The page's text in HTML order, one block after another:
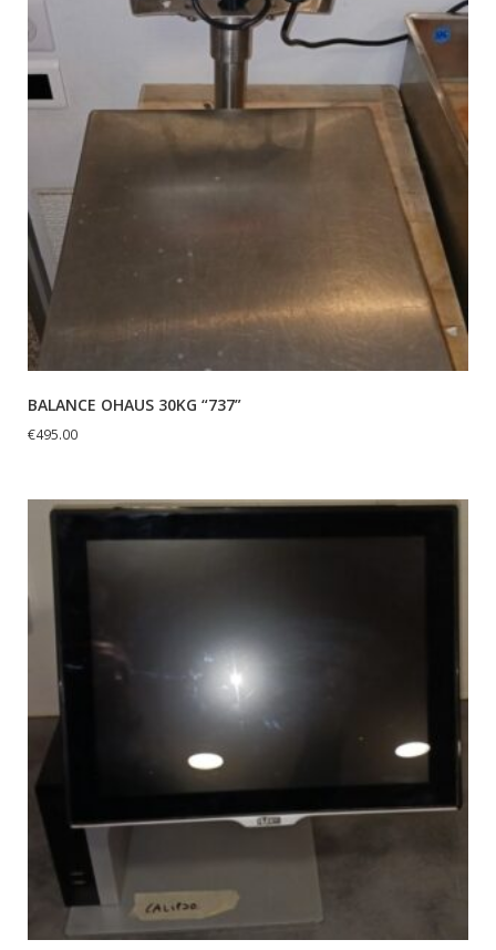
BALANCE OHAUS 30KG “737”
€495.00